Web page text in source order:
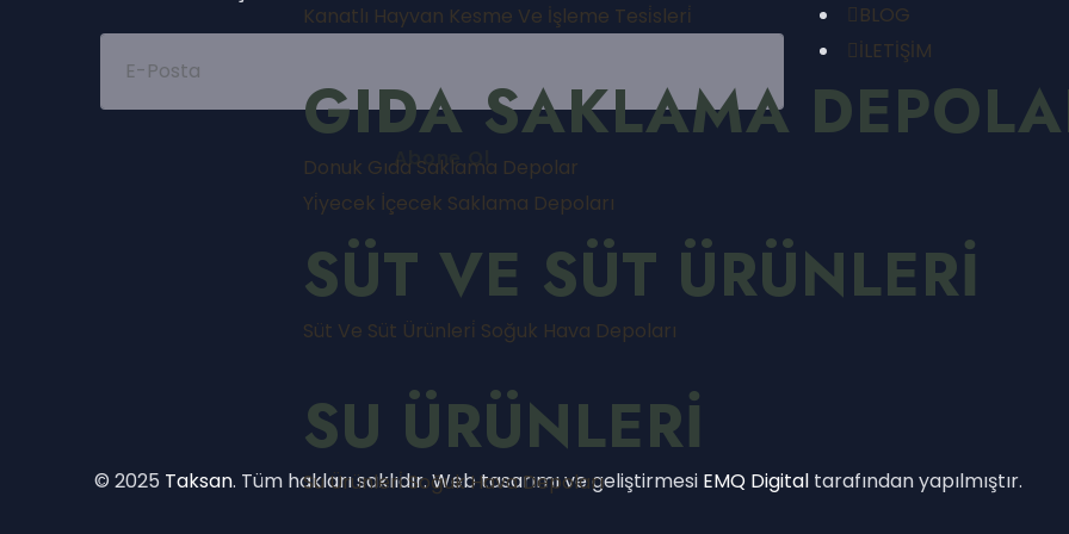
Kanatlı Hayvan Kesme Ve İşleme Tesi̇sleri̇
GIDA SAKLAMA
Donuk Gıda Saklama Depolar
Yi̇yecek İçecek Saklama Depoları
SÜT VE SÜT ÜRÜNLERİ
Süt Ve Süt Ürünleri̇ Soğuk Hava Depoları
SU ÜRÜNLERİ
Su Ürünleri̇ Soğuk Hava Depoları
BLOG
İLETİŞİM
© 2025 Taksan. Tüm hakları saklıdır. Web tasarımı ve geliştirmesi EMQ Digital tarafından yapılmıştır.